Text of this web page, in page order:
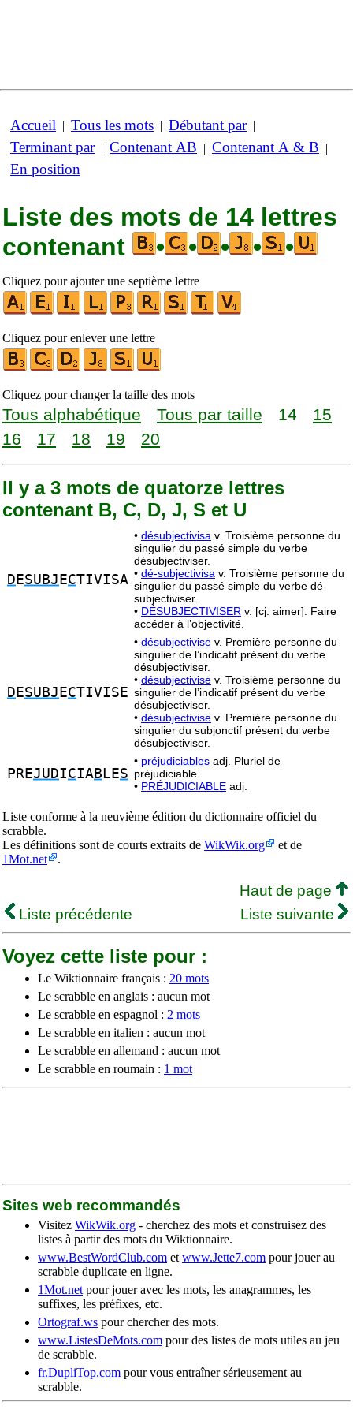
Accueil | Tous les mots | Débutant par|
Terminant par| Contenant AB | Contenant A & B |
En position
Liste des mots de 14 lettres
contenant
• • • • •
Cliquez pour ajouter une septième lettre
Cliquez pour enlever une lettre
Cliquez pour changer la taille des mots
Tous alphabétique Tous par taille 14
15
16
17 18 19 20
Il y a 3 mots de quatorze lettres
contenant B, C, D, J, S et U
D ESUBJ ECTIVISA
• désubjectivisa v. Troisième personne du
singulier du passé simple du verbe
désubjectiviser.
• dé-subjectivisa v. Troisième personne du
singulier du passé simple du verbe dé-
subjectiviser.
• DÉSUBJECTIVISER v. [cj. aimer]. Faire
accéder à l’objectivité.
D ESUBJ ECTIVISE
• désubjectivise v. Première personne du
singulier de l’indicatif présent du verbe
désubjectiviser.
• désubjectivise v. Troisième personne du
singulier de l’indicatif présent du verbe
désubjectiviser.
• désubjectivise v. Première personne du
singulier du subjonctif présent du verbe
désubjectiviser.
PREJUDICIAB LES
• préjudiciables adj. Pluriel de
préjudiciable.
• PRÉJUDICIABLE adj.
Liste conforme à la neuvième édition du dictionnaire officiel du
scrabble.
Les définitions sont de courts extraits de WikWik.org
et de
1Mot.net
.
Haut de page
Liste précédente
Liste suivante
Voyez cette liste pour :
Le Wiktionnaire français : 20 mots
Le scrabble en anglais : aucun mot
Le scrabble en espagnol : 2 mots
Le scrabble en italien : aucun mot
Le scrabble en allemand : aucun mot
Le scrabble en roumain : 1 mot
Sites web recommandés
Visitez WikWik.org - cherchez des mots et construisez des
listes à partir des mots du Wiktionnaire.
www.BestWordClub.com et www.Jette7.com pour jouer au
scrabble duplicate en ligne.
1Mot.net pour jouer avec les mots, les anagrammes, les
suffixes, les préfixes, etc.
Ortograf.ws pour chercher des mots.
www.ListesDeMots.com pour des listes de mots utiles au jeu
de scrabble.
fr.DupliTop.com pour vous entraîner sérieusement au
scrabble.